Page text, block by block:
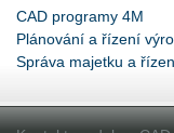
CAD programy 4M
Plánování a řízení
Správa majetku a